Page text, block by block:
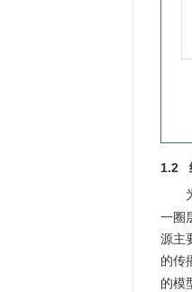
1.2
一圈
源主
的传
的模